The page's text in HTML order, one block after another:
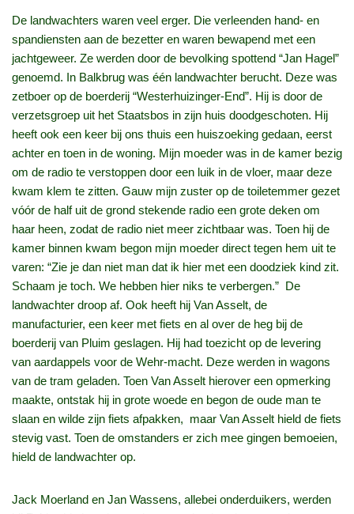
De landwachters waren veel erger. Die verleenden hand- en
spandiensten aan de bezetter en waren bewapend met een
jachtgeweer. Ze werden door de bevolking spottend “Jan Hagel”
genoemd. In Balkbrug was één landwachter berucht. Deze was
zetboer op de boerderij “Westerhuizinger‑End”. Hij is door de
verzetsgroep uit het Staatsbos in zijn huis doodgeschoten. Hij
heeft ook een keer bij ons thuis een huiszoeking gedaan, eerst
achter en toen in de woning. Mijn moeder was in de kamer bezig
om de radio te verstoppen door een luik in de vloer, maar deze
kwam klem te zitten. Gauw mijn zuster op de toiletemmer gezet
vóór de half uit de grond stekende radio een grote deken om
haar heen, zodat de radio niet meer zichtbaar was. Toen hij de
kamer binnen kwam begon mijn moeder direct tegen hem uit te
varen: “Zie je dan niet man dat ik hier met een doodziek kind zit.
Schaam je toch. We hebben hier niks te verbergen.” De
landwachter droop af. Ook heeft hij Van Asselt, de
manufacturier, een keer met fiets en al over de heg bij de
boerderij van Pluim geslagen. Hij had toezicht op de levering
van aardappels voor de Wehr‑macht. Deze werden in wagons
van de tram geladen. Toen Van Asselt hierover een opmerking
maakte, ontstak hij in grote woede en begon de oude man te
slaan en wilde zijn fiets afpakken, maar Van Asselt hield de fiets
stevig vast. Toen de omstanders er zich mee gingen bemoeien,
hield de landwachter op.
Jack Moerland en Jan Wassens, allebei onderduikers, werden